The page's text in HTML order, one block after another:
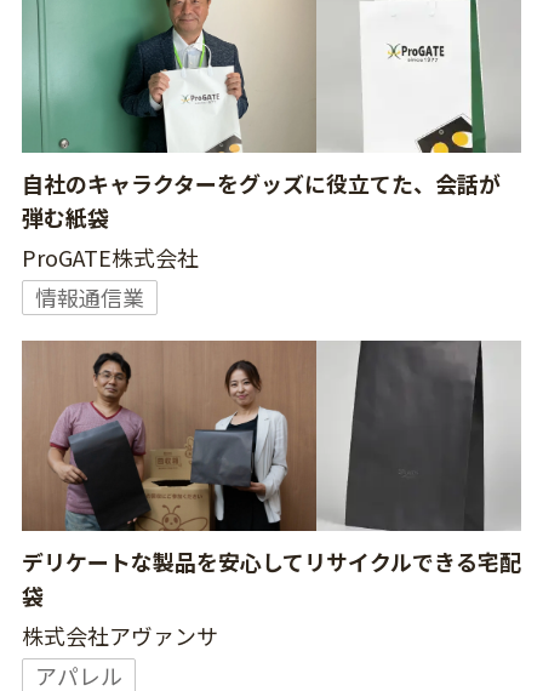
自社のキャラクターをグッズに役立てた、会話が
弾む紙袋
ProGATE株式会社
情報通信業
デリケートな製品を安心してリサイクルできる宅配
袋
株式会社アヴァンサ
アパレル